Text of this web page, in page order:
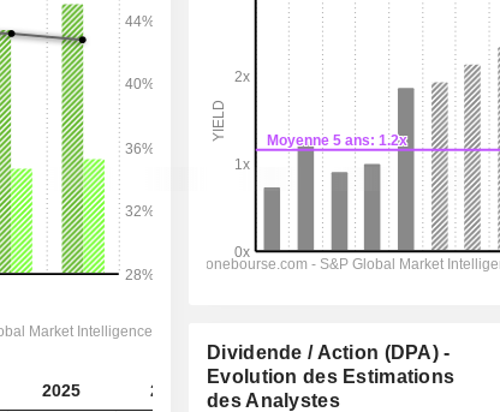
2025 2026 2027
Dividende / Action (DPA) -
Evolution des Estimations
des Analystes